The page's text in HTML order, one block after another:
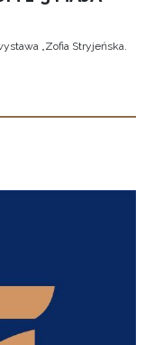
„Zofia Stryjeńska.